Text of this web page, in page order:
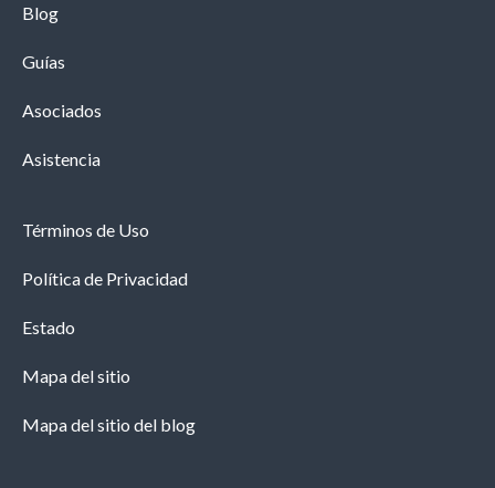
Blog
Guías
Asociados
Asistencia
Términos de Uso
Política de Privacidad
Estado
Mapa del sitio
Mapa del sitio del blog